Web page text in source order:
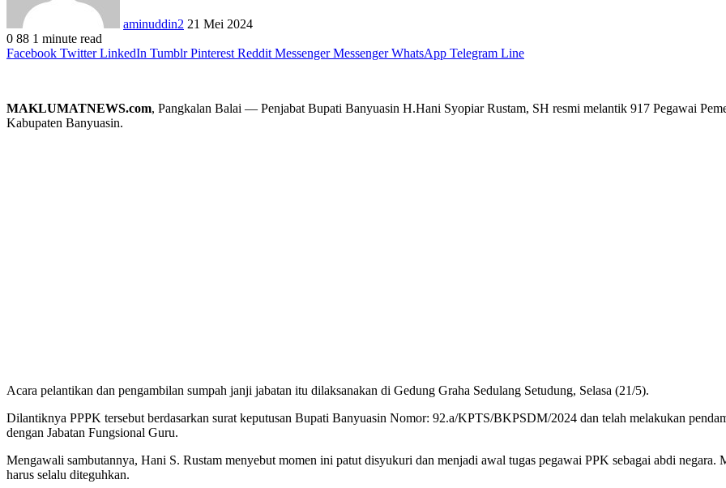
aminuddin2 21 Mei 2024
0 88 1 minute read
Facebook Twitter LinkedIn Tumblr Pinterest Reddit Messenger Messenger WhatsApp Telegram Line
MAKLUMATNEWS.com, Pangkalan Balai — Penjabat Bupati Banyuasin H.Hani Syopiar Rustam, SH resmi melantik 917 Pegawai
Kabupaten Banyuasin.
Acara pelantikan dan pengambilan sumpah janji jabatan itu dilaksanakan di Gedung Graha Sedulang Setudung, Selasa (21/5).
Dilantiknya PPPK tersebut berdasarkan surat keputusan Bupati Banyuasin Nomor: 92.a/KPTS/BKPSDM/2024 dan telah melakukan
dengan Jabatan Fungsional Guru.
Mengawali sambutannya, Hani S. Rustam menyebut momen ini patut disyukuri dan menjadi awal tugas pegawai PPK sebagai abdi
harus selalu diteguhkan.